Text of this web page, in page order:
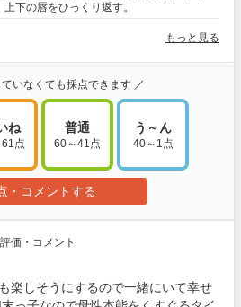
下の唇をひっくり返す。
もっと見る
いなくても採点できます ／
ね
点
普通
60～41点
う～ん
40～1点
・コメントする
価・コメント
楽しそうにするので一緒にいて幸せ